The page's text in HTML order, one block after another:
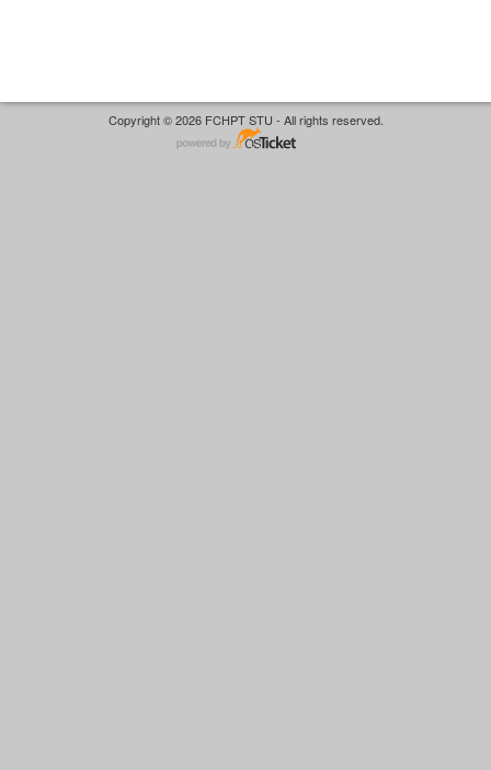
Copyright © 2026 FCHPT STU - All rights reserved.